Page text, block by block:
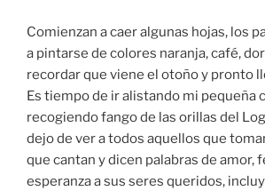
Comienzan a caer algunas hojas, los
a pintarse de colores naranja, café,
recordar que viene el otoño y pronto
Es tiempo de ir alistando mi pequeña
recogiendo fango de las orillas del
dejo de ver a todos aquellos que
que cantan y dicen palabras de amor,
esperanza a sus seres queridos,